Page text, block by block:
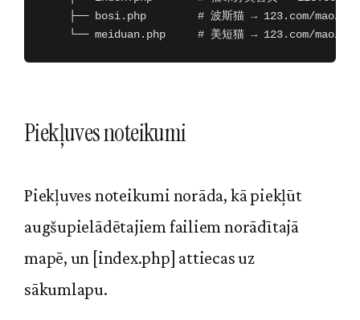
├── bosi.php        # 波斯猫 → 123.com/mao/
Piekļuves noteikumi
Piekļuves noteikumi norāda, kā piekļūt
augšupielādētajiem failiem norādītajā
mapē, un [index.php] attiecas uz
sākumlapu.